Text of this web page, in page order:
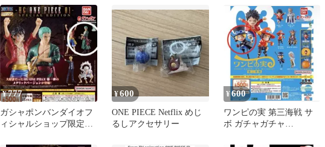
¥777
ガシャポンバンダイオフ
ィシャルショップ限定
¥600
ONE PIECE Netflix めじ
るしアクセサリー
¥600
ワンピの実 第三海戦 サ
ボ ガチャガチャ